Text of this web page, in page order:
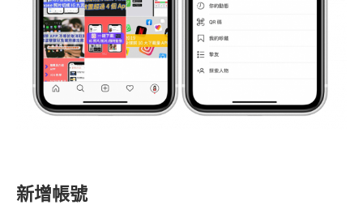
新增帳號